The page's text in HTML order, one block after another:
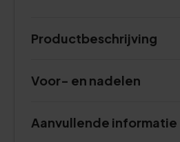
Productbeschrijving
Voor- en nadelen
Aanvullende informatie